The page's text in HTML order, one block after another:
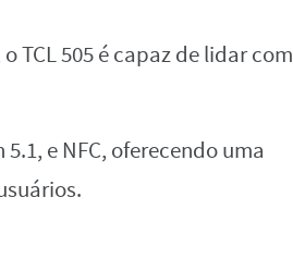
TCL 505 é capaz de lidar com
e NFC, oferecendo uma